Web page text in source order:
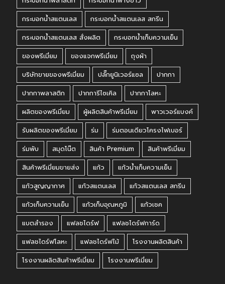
กระบอกน้ำสแตนเลส
กระบอกน้ำสแตนเลส สกรีน
กระบอกน้ำสแตนเลส สั่งผลิต
กระบอกน้ำเก็บความเย็น
ของพรีเมี่ยม
ของแจกพรีเมี่ยม
ถุงผ้า
บริษัทขายของพรีเมี่ยม
ปลั๊กยูนิเวอร์แซล
ปากกา
ปากกาพลาสติก
ปากการีไซเคิล
ปากกาโลหะ
ผลิตของพรีเมี่ยม
ผู้ผลิตสินค้าพรีเมี่ยม
พาวเวอร์แบงค์
รับผลิตของพรีเมี่ยม
ร่ม
ร่มตอนเดียวโครงไฟเบอร์
ร่มพับ
สมุดโน๊ต สินค้า Premium
สินค้าพรีเมี่ยม
สินค้าพรีเมี่ยมขายส่ง
แก้ว
แก้วน้ำเก็บความเย็น
แก้วสูญญากาศ
แก้วสแตนเลส
แก้วสแตนเลส สกรีน
แก้วเก็บความเย็น
แก้วเก็บอุณหภูมิ
แก้วเชค
แบตสำรอง
แฟลชไดร์ฟ
แฟลชไดร์ฟการ์ด
แฟลชไดร์ฟโลหะ
แฟลชไดร์ฟไม้
โรงงานผลิตสินค้า
โรงงานผลิตสินค้าพรีเมี่ยม
โรงงานพรีเมี่ยม